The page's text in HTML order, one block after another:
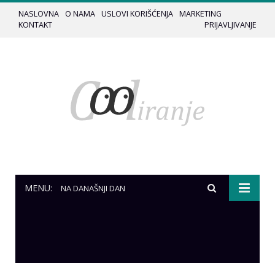
NASLOVNA O NAMA USLOVI KORIŠĆENJA MARKETING
KONTAKT
PRIJAVLJIVANJE
MENU: NA DANAŠNJI DAN